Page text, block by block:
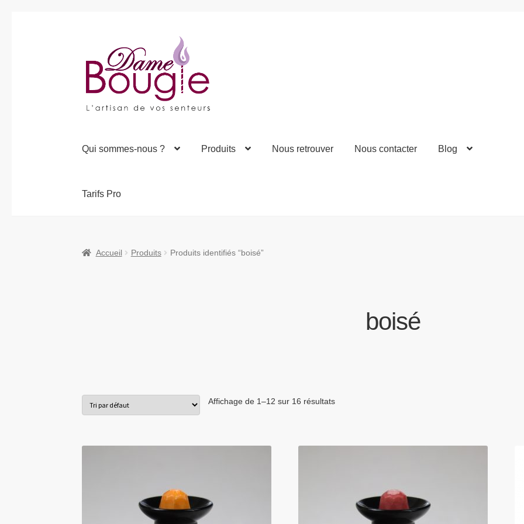
la
navigation
contenu
Qui sommes-nous ? Produits Nous retrouver Nous contacter Blog
Tarifs Pro
Accueil Produits Produits identifiés “boisé”
boisé
Affichage de 1–12 sur 16 résultats